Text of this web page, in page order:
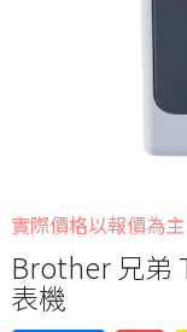
實際價格以報價為主
Brother 兄弟
表機